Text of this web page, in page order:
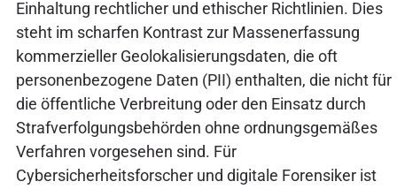
Einhaltung rechtlicher und ethischer Richtlinien. Dies
steht im scharfen Kontrast zur Massenerfassung
kommerzieller Geolokalisierungsdaten, die oft
personenbezogene Daten (PII) enthalten, die nicht für
die öffentliche Verbreitung oder den Einsatz durch
Strafverfolgungsbehörden ohne ordnungsgemäßes
Verfahren vorgesehen sind. Für
Cybersicherheitsforscher und digitale Forensiker ist